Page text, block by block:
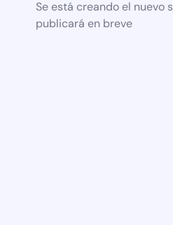
Se está creando el nuevo
publicará en breve